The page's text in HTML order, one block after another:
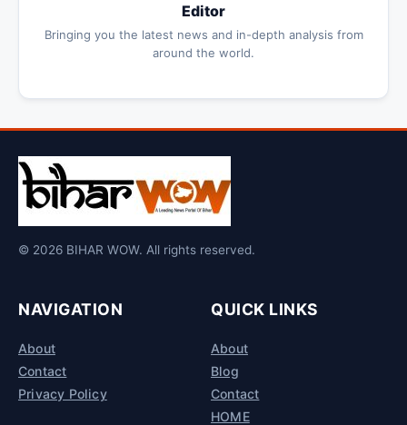
Editor
Bringing you the latest news and in-depth analysis from
around the world.
© 2026 BIHAR WOW. All rights reserved.
NAVIGATION
About
Contact
Privacy Policy
QUICK LINKS
About
Blog
Contact
HOME